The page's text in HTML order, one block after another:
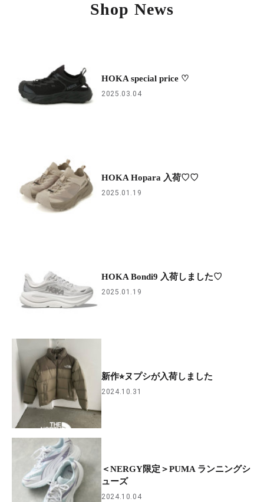
Shop News
HOKA special price ♡
2025.03.04
HOKA Hopara 入荷♡♡
2025.01.19
HOKA Bondi9 入荷しました♡
2025.01.19
新作⭐︎ヌプシが入荷しました
2024.10.31
＜NERGY限定＞PUMA ランニングシ
ューズ
2024.10.04